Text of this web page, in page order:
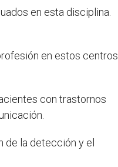
en esta disciplina.
en estos centros
con trastornos
de la detección y el